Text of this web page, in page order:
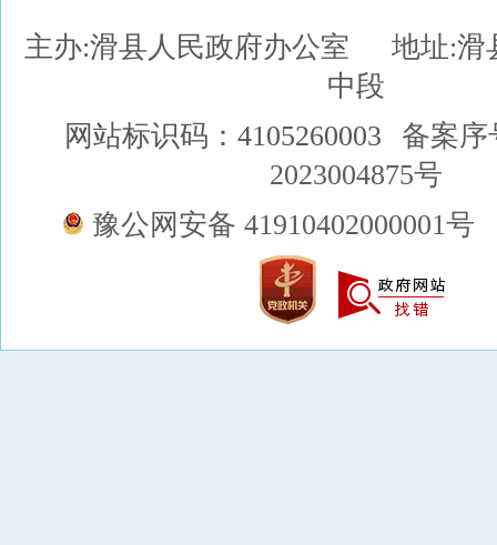
主办:滑县人民政府办公室
地址:滑
中段
网站标识码：4105260003
备案序
2023004875号
豫公网安备 41910402000001号